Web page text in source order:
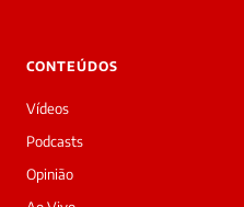
Boa
Sou
a
daqui
CONTEÚDOS
Vídeos
Podcasts
Opinião